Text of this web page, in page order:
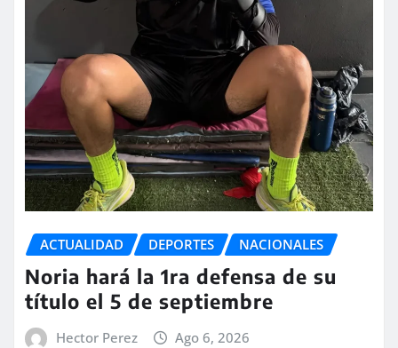
ACTUALIDAD DEPORTES NACIONALES
Noria hará la 1ra defensa de su
título el 5 de septiembre
Hector Perez Ago 6, 2026